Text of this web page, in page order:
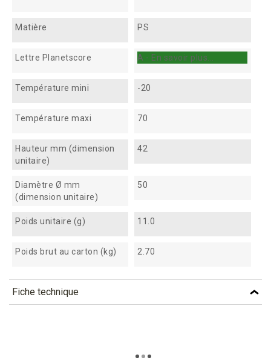
Matière PS
Lettre Planetscore A - En savoir plus...
Température mini -20
Température maxi 70
Hauteur mm (dimension
unitaire)
42
Diamètre Ø mm
(dimension unitaire)
50
Poids unitaire (g) 11.0
Poids brut au carton (kg) 2.70
Fiche technique